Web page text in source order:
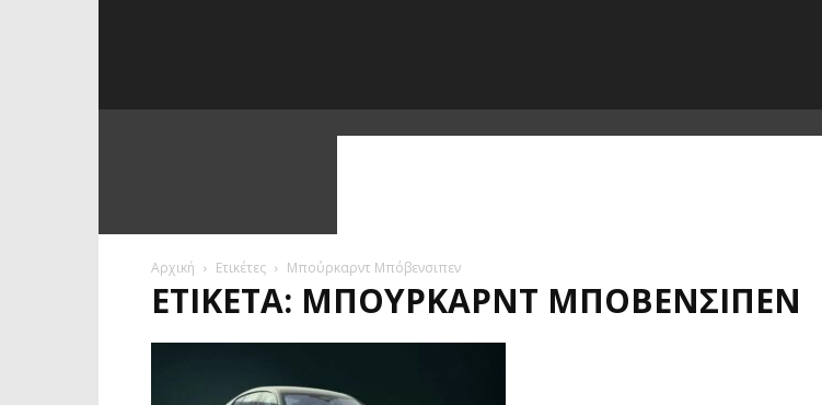
Αρχική Ετικέτες Μπούρκαρντ Μπόβενσιπεν
ΕΤΙΚΈΤΑ: ΜΠΟΎΡΚΑΡΝΤ ΜΠΌΒΕΝΣΙΠΕΝ